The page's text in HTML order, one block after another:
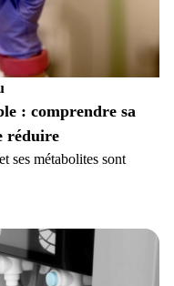
: comprendre sa
réduire
ses métabolites sont